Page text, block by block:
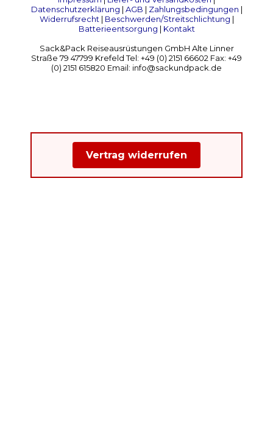
Datenschutzerklärung | AGB | Zahlungsbedingungen |
Widerrufsrecht | Beschwerden/Streitschlichtung |
Batterieentsorgung | Kontakt
Sack&Pack Reiseausrüstungen GmbH Alte Linner
Straße 79 47799 Krefeld Tel: +49 (0) 2151 66602 Fax: +49
(0) 2151 615820 Email: info@sackundpack.de
Vertrag widerrufen